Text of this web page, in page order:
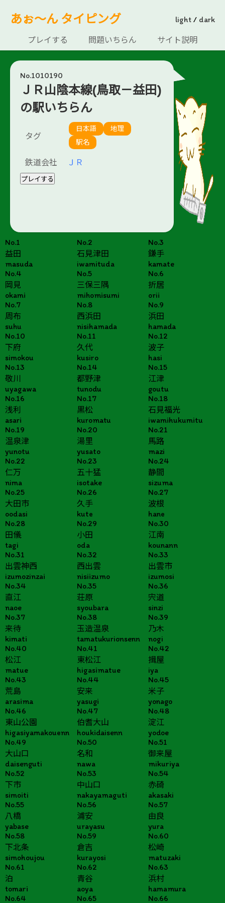
あぉ～ん タイピング light / dark
プレイする 問題いちらん サイト説明
No.1010190
ＪＲ山陰本線(鳥取－益田)
の駅いちらん
タグ
日本語
地理
駅名
鉄道会社 ＪＲ
プレイする
No.1
益田
masuda
No.2
石見津田
iwamituda
No.3
鎌手
kamate
No.4
岡見
okami
No.5
三保三隅
mihomisumi
No.6
折居
orii
No.7
周布
suhu
No.8
西浜田
nisihamada
No.9
浜田
hamada
No.10
下府
simokou
No.11
久代
kusiro
No.12
波子
hasi
No.13
敬川
uyagawa
No.14
都野津
tunodu
No.15
江津
goutu
No.16
浅利
asari
No.17
黒松
kuromatu
No.18
石見福光
iwamihukumitu
No.19
温泉津
yunotu
No.20
湯里
yusato
No.21
馬路
mazi
No.22
仁万
nima
No.23
五十猛
isotake
No.24
静間
sizuma
No.25
大田市
oodasi
No.26
久手
kute
No.27
波根
hane
No.28
田儀
tagi
No.29
小田
oda
No.30
江南
kounann
No.31
出雲神西
izumozinzai
No.32
西出雲
nisiizumo
No.33
出雲市
izumosi
No.34
直江
naoe
No.35
荘原
syoubara
No.36
宍道
sinzi
No.37
来待
kimati
No.38
玉造温泉
tamatukurionsenn
No.39
乃木
nogi
No.40
松江
matue
No.41
東松江
higasimatue
No.42
揖屋
iya
No.43
荒島
arasima
No.44
安来
yasugi
No.45
米子
yonago
No.46
東山公園
higasiyamakouenn
No.47
伯耆大山
houkidaisenn
No.48
淀江
yodoe
No.49
大山口
daisenguti
No.50
名和
nawa
No.51
御来屋
mikuriya
No.52
下市
simoiti
No.53
中山口
nakayamaguti
No.54
赤碕
akasaki
No.55
八橋
yabase
No.56
浦安
urayasu
No.57
由良
yura
No.58
下北条
simohoujou
No.59
倉吉
kurayosi
No.60
松崎
matuzaki
No.61
泊
tomari
No.62
青谷
aoya
No.63
浜村
hamamura
No.64
No.65 No.66